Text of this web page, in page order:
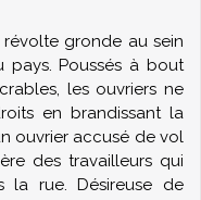
révolte gronde au sein
pays. Poussés à bout
les ouvriers ne
en brandissant la
ouvrier accusé de vol
des travailleurs qui
la rue. Désireuse de